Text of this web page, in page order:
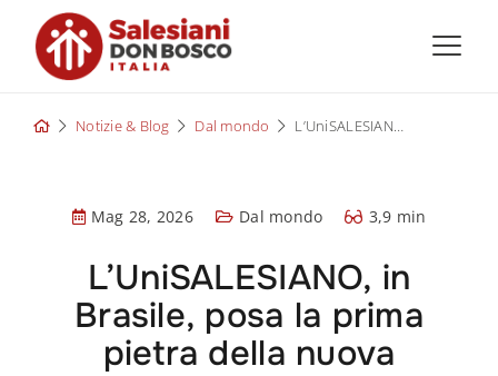
content
Notizie & Blog Dal mondo L’UniSALESIANO, in Brasile, posa la prima pietra della nuova Biblioteca e del Centro di Realtà Estesa
Mag 28, 2026 Dal mondo 3,9 min
L’UniSALESIANO, in
Brasile, posa la prima
pietra della nuova